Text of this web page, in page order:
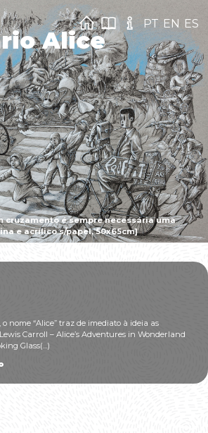
cruzamento é sempre necessária uma
e acrílico s/papel, 50x65cm]
Alice
PT EN ES
nome “Alice” traz de imediato à ideia as
Carroll – Alice’s Adventures in Wonderland
Glass(...)